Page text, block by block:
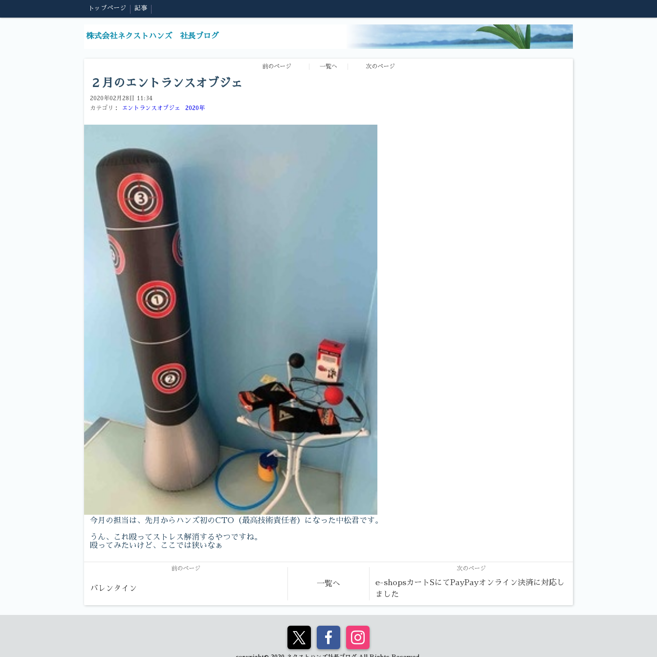
トップページ 記事
株式会社ネクストハンズ 社長ブログ
前のページ 一覧へ 次のページ
２月のエントランスオブジェ
2020年02月28日 11:34
カテゴリ：
エントランスオブジェ 2020年
今月の担当は、先月からハンズ初のCTO（最高技術責任者）になった中松君です。
うん、これ殴ってストレス解消するやつですね。
殴ってみたいけど、ここでは狭いなぁ
前のページ
バレンタイン
一覧へ
次のページ
e-shopsカートSにてPayPayオンライン決済に対応し
ました